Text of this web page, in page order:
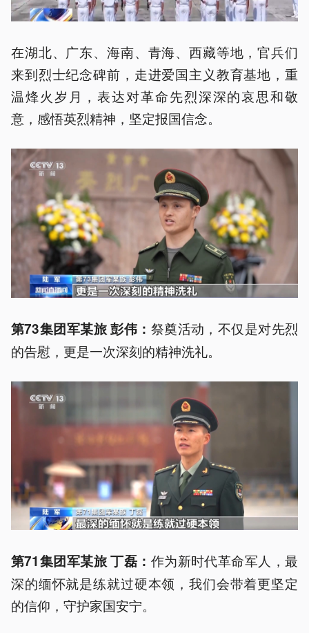
在湖北、广东、海南、青海、西藏等地，官兵们
来到烈士纪念碑前，走进爱国主义教育基地，重
温烽火岁月，表达对革命先烈深深的哀思和敬
意，感悟英烈精神，坚定报国信念。
第73集团军某旅 彭伟： 祭奠活动，不仅是对先烈
的告慰，更是一次深刻的精神洗礼。
第71集团军某旅 丁磊： 作为新时代革命军人，最
深的缅怀就是练就过硬本领，我们会带着更坚定
的信仰，守护家国安宁。